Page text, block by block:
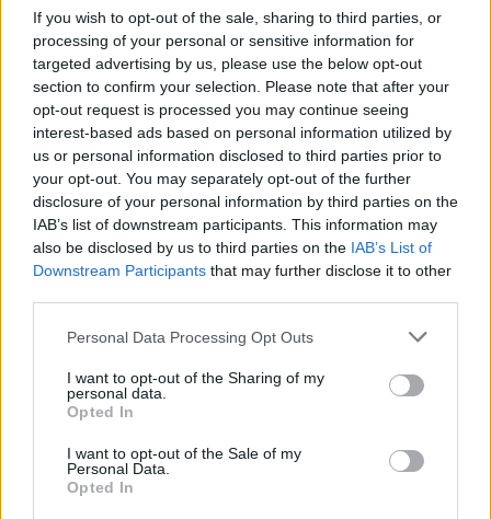
If you wish to opt-out of the sale, sharing to third parties, or
processing of your personal or sensitive information for
targeted advertising by us, please use the below opt-out
section to confirm your selection. Please note that after your
opt-out request is processed you may continue seeing
interest-based ads based on personal information utilized by
us or personal information disclosed to third parties prior to
your opt-out. You may separately opt-out of the further
disclosure of your personal information by third parties on the
IAB’s list of downstream participants. This information may
also be disclosed by us to third parties on the IAB’s List of
Downstream Participants that may further disclose it to other
Personal Data Processing Opt Outs
I want to opt-out of the Sharing of my
personal data.
Opted In
I want to opt-out of the Sale of my
Personal Data.
Opted In